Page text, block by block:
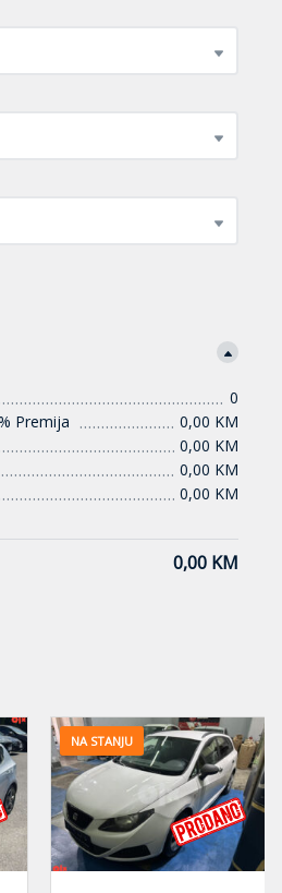
0
Premija
0,00 KM
0,00 KM
0,00 KM
0,00 KM
0,00 KM
NA STANJU